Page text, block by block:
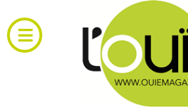
au
contenu
Toggle
Navigation